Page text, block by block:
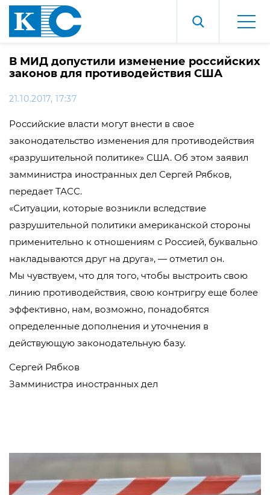
В МИД допустили изменение российских
законов для противодействия США
21.10.2017, 17:37
Российские власти могут внести в свое
законодательство изменения для противодействия
«разрушительной политике» США. Об этом заявил
замминистра иностранных дел Сергей Рябков,
передает ТАСС.
«Ситуации, которые возникли вследствие
разрушительной политики американской стороны
применительно к отношениям с Россией, буквально
накладываются друг на друга», — отметил он.
Мы чувствуем, что для того, чтобы выстроить свою
линию противодействия, свою контригру еще более
эффективно, нам, возможно, понадобятся
определенные дополнения и уточнения в
действующую законодательную базу.
Сергей Рябков
Замминистра иностранных дел